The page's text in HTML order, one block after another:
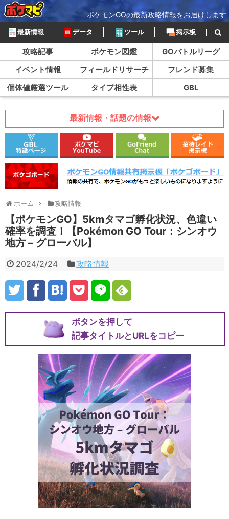
ポケモンGOの最新攻略情報をお届けします
最新情報 データ ツール 掲示板
攻略記事 ポケモン図鑑
GOバトルリーグ
イベント情報
フィールドリサーチ
フレンド募集
個体値厳選ツール
タイプ相性表 GBL
最新情報・話題の情報
ホーム 攻略情報
【ポケモンGO】5kmタマゴ孵化状況、色違い
確率を調査！【Pokémon GO Tour：シンオウ
地方 – グローバル】
2024/2/24 攻略情報
ボタンを押して
記事タイトルとURLをコピー